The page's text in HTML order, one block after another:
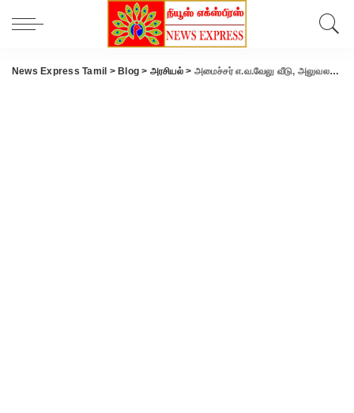
News Express Tamil > Blog > அரசியல்> அமைச்சர் எ.வ.வேலு வீடு, அலுவலகங்களில் IT ரெய்டு… சென்னை, கோவை உட்பட 100 இடங்களில் அதிரடி சோதனை.!!